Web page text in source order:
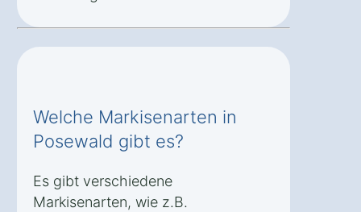
Welche Markisenarten in
Posewald gibt es?
Es gibt verschiedene
Markisenarten, wie z.B.